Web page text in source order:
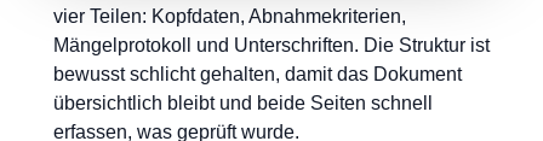
vier Teilen: Kopfdaten, Abnahmekriterien,
Mängelprotokoll und Unterschriften. Die Struktur ist
bewusst schlicht gehalten, damit das Dokument
übersichtlich bleibt und beide Seiten schnell
erfassen, was geprüft wurde.